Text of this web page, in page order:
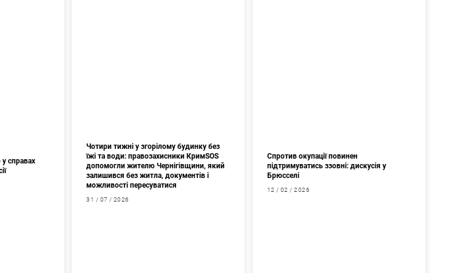
справах
Чотири тижні у згорілому будинку без
їжі та води: правозахисники КримSOS
допомогли жителю Чернігівщини, який
залишився без житла, документів і
можливості пересуватися
31 / 07 / 2026
Спротив окупації повинен
підтримуватись ззовні: дискусія у
Брюсселі
12 / 02 / 2026